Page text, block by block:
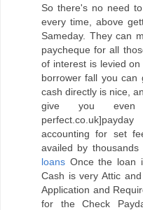
So there's no need
every time, above
Sameday. They can
paycheque for all
of interest is levied
borrower fall you can
cash directly is nice,
give you even
accounting for set
availed by
loans Once the loan
Cash is very Attic
Application and
for the Check